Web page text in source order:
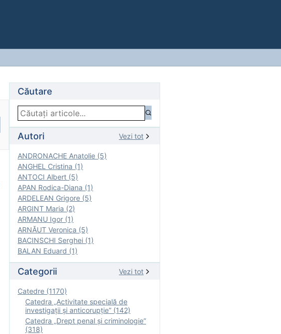
Căutare
Autori Vezi tot
ANDRONACHE Anatolie (5)
ANGHEL Cristina (1)
ANTOCI Albert (5)
APAN Rodica-Diana (1)
ARDELEAN Grigore (5)
ARGINT Maria (2)
ARMANU Igor (1)
ARNĂUT Veronica (5)
BACINSCHI Serghei (1)
BALAN Eduard (1)
Categorii Vezi tot
Catedre (1170)
Catedra „Activitate specială de
investigaţii şi anticorupție” (142)
Catedra „Drept penal și criminologie”
(318)